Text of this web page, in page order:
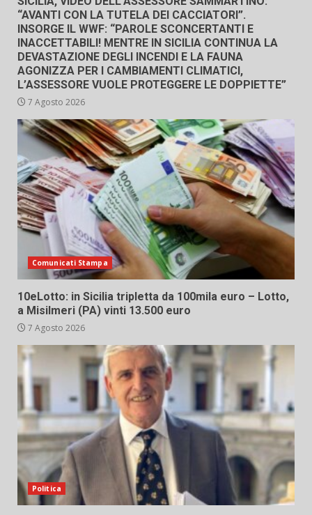
“AVANTI CON LA TUTELA DEI CACCIATORI”.
INSORGE IL WWF: “PAROLE SCONCERTANTI E
INACCETTABILI! MENTRE IN SICILIA CONTINUA LA
DEVASTAZIONE DEGLI INCENDI E LA FAUNA
AGONIZZA PER I CAMBIAMENTI CLIMATICI,
L’ASSESSORE VUOLE PROTEGGERE LE DOPPIETTE”
7 Agosto 2026
Comunicati Stampa
10eLotto: in Sicilia tripletta da 100mila euro – Lotto,
a Misilmeri (PA) vinti 13.500 euro
7 Agosto 2026
Politica